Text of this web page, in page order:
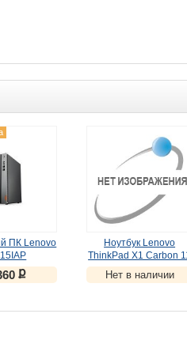
ПК Lenovo
)
ք
Ноутбук Lenovo
ThinkPad X1 Carbon
(21HM005PRT)
(УЦЕНКА)
Нет в наличии